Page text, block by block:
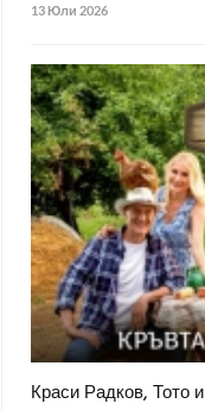
13 Юли 2026
Краси Радков, Тото